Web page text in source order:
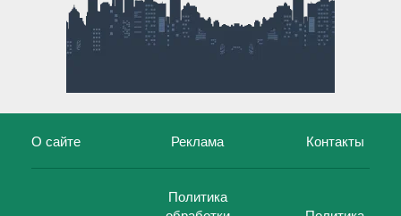
О сайте Реклама Контакты
Политика